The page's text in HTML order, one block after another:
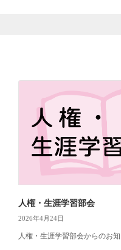
人権・生涯学習部会
2026年4月24日
人権・生涯学習部会からのお知